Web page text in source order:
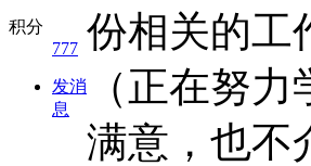
积分
777
发消
息
份相关的工
（正在努
满意，也不